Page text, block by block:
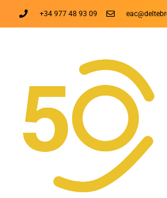
+34 977 48 93 09